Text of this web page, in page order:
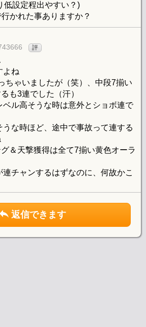
低設定程出やすい？)
かれた事ありますか？
評
よね
ちゃいましたが（笑）、中段7揃い
も3連でした（汗）
ベル高そうな時は意外とショボ連で
な時ほど、途中で事故って連する
＆天撃獲得は全て7揃い黄色オーラ
チャンするはずなのに、何故かこ
返信できます